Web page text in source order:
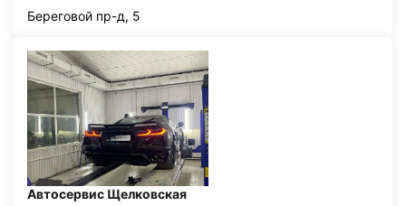
Береговой пр-д, 5
Автосервис Щелковская